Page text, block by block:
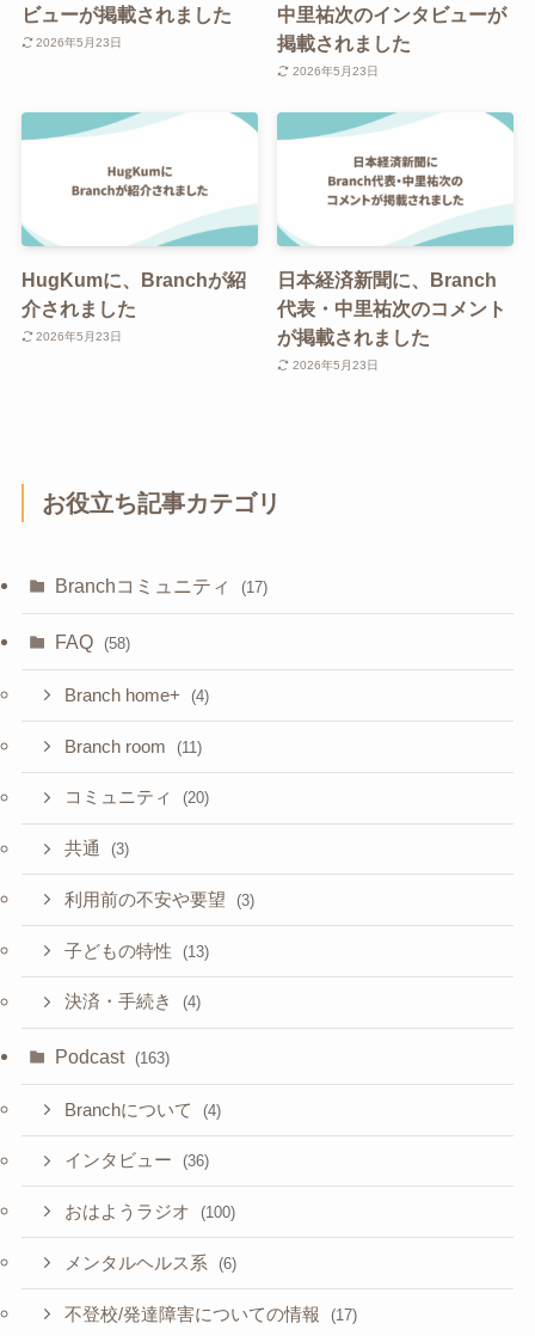
ビューが掲載されました
2026年5月23日
中里祐次のインタビューが
掲載されました
2026年5月23日
HugKumに、Branchが紹
介されました
2026年5月23日
日本経済新聞に、Branch
代表・中里祐次のコメント
が掲載されました
2026年5月23日
お役立ち記事カテゴリ
Branchコミュニティ (17)
FAQ (58)
Branch home+ (4)
Branch room (11)
コミュニティ (20)
共通 (3)
利用前の不安や要望 (3)
子どもの特性 (13)
決済・手続き (4)
Podcast (163)
Branchについて (4)
インタビュー (36)
おはようラジオ (100)
メンタルヘルス系 (6)
不登校/発達障害についての情報 (17)